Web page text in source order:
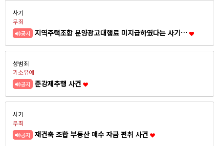
사기
무죄
공지 지역주택조합 분양광고대행료 미지급하였다는 사기…
성범죄
기소유예
공지 준강제추행 사건
사기
무죄
공지 재건축 조합 부동산 매수 자금 편취 사건